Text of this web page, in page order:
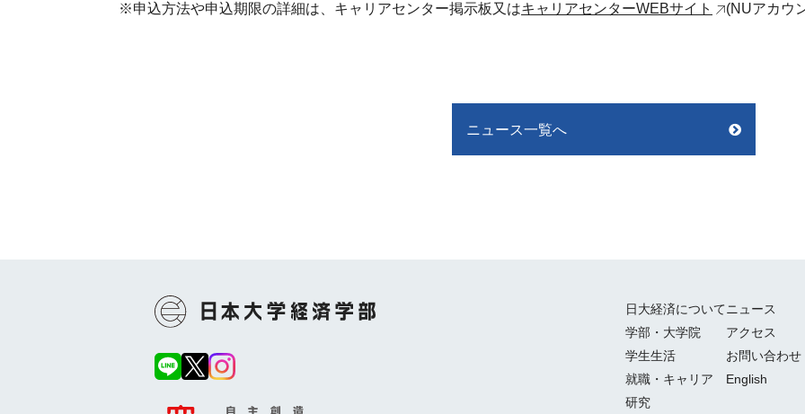
※申込方法や申込期限の詳細は、キャリアセンター掲示板又はキャリアセンターWEBサイト (NUアカウ
ニュース一覧へ
日大経済について
学部・大学院
学生生活
就職・キャリア
研究
ニュース
アクセス
お問い合わ
English